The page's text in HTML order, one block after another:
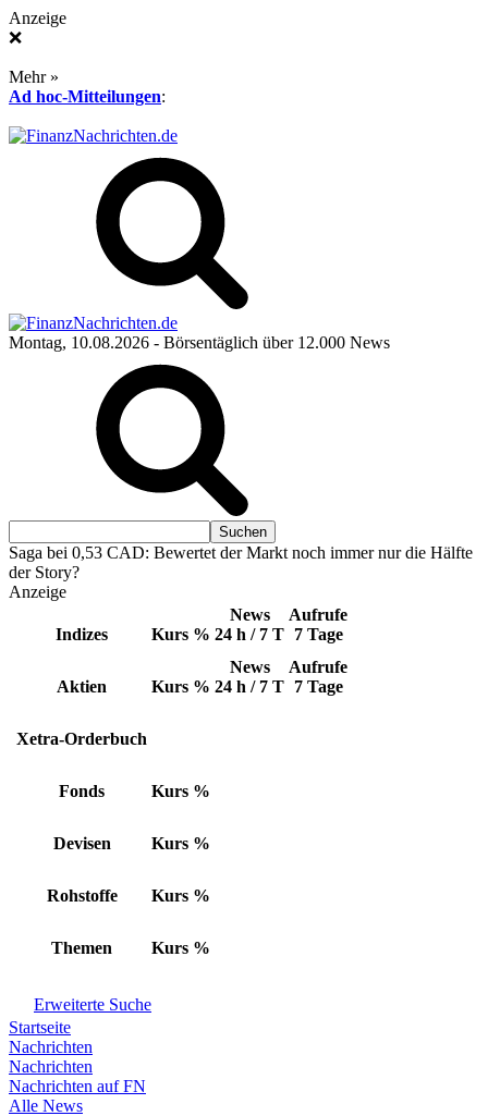
Anzeige
❌
Mehr »
Ad hoc-Mitteilungen:
Montag, 10.08.2026 - Börsentäglich über 12.000 News
Saga bei 0,53 CAD: Bewertet der Markt noch immer nur die Hälfte
der Story?
Anzeige
Indizes Kurs %
News
24 h / 7 T
Aufrufe
7 Tage
Aktien Kurs %
News
24 h / 7 T
Aufrufe
7 Tage
Xetra-Orderbuch
Fonds Kurs %
Devisen Kurs %
Rohstoffe Kurs %
Themen Kurs %
Erweiterte Suche
Startseite
Nachrichten
Nachrichten
Nachrichten auf FN
Alle News